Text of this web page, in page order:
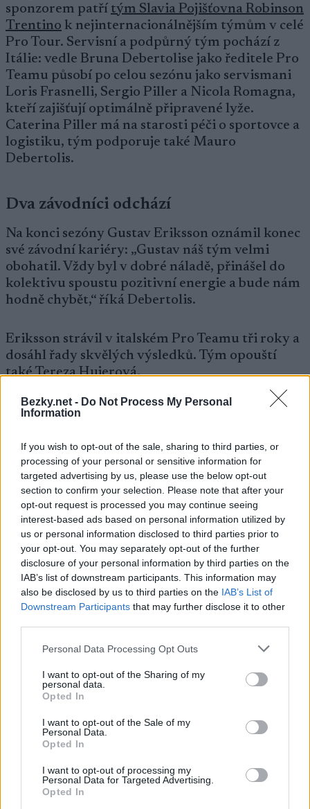
Bezky.net - Do Not Process My Personal
Information
If you wish to opt-out of the sale, sharing to third parties, or
processing of your personal or sensitive information for
targeted advertising by us, please use the below opt-out
section to confirm your selection. Please note that after your
opt-out request is processed you may continue seeing
interest-based ads based on personal information utilized by
us or personal information disclosed to third parties prior to
your opt-out. You may separately opt-out of the further
disclosure of your personal information by third parties on the
IAB’s list of downstream participants. This information may
also be disclosed by us to third parties on the IAB’s List of
Downstream Participants that may further disclose it to other
Please note that this website/app uses one or more Google
not limited to your visit or usage behaviour. You may click to
grant or deny consent to Google and its third-party tags to
use your data for below specified purposes in below Google
consent section.
Personal Data Processing Opt Outs
I want to opt-out of the Sharing of my
personal data.
Opted In
I want to opt-out of the Sale of my
Personal Data.
Opted In
I want to opt-out of processing my
Personal Data for Targeted Advertising.
Opted In
sponzorem patří tým Slavia Pojišťovna Robinson
Trentino k nejinternacionálnějším týmům v celé
Pro Tour. Servisní a podpůrný tým pochází z
Itálie: vedle Bruna Debertolise jako ředitele Pro
Teamu působí po celou sezónu jako servismani
Loris Frasnelli, Sergio Piller a Nicola Romagna,
kteří zajišťují optimálně připravené lyže.
Caterina Piller má na starosti péči o sportovce a
logistiku, tým podporuje také Mauro
Debertolis.
Dva závodníci odchází
Na konci sezóny Gustav Eriksson oznámil konec
své závodní kariéry: „Gustav náš tým velmi
obohatil. Vždy byl v dobré náladě, přinášel do
kolektivu spoustu pozitivní energie a bude nám
hodně chybět,“ říká Debertolis.
Eriksson strávil v italském Pro Teamu tři roky a
dosáhl řady skvělých výsledků. Tým opouští
také Tereza Hujerová.
„Tereza byla součástí našeho týmu pět let a byla
vždy v top 20. Zažili jsme spolu hodně a bude
nám chybět jako jedna z vůdčích osobností
týmu,“ říká ředitel Pro Teamu.
Stávající závodíci i nové posily z Česka
Z vracejících se sportovců zůstává francouzská
závodnice Hanna Fine a její krajan Simon
Vuillet, český závodník Fabián Štoček, norská
závodnice Oda Nerdrum a Italka Michaela
Novými českými posilami jsou mladá
talentovaná Eliška Šibravová a bývalý
Součástí týmu zůstávají i dvě legendy – Tord
Asle Gjerdalen a Stanislav Řezáč, kteří předají
O Elišce Šibravové si můžete přečíst více zde